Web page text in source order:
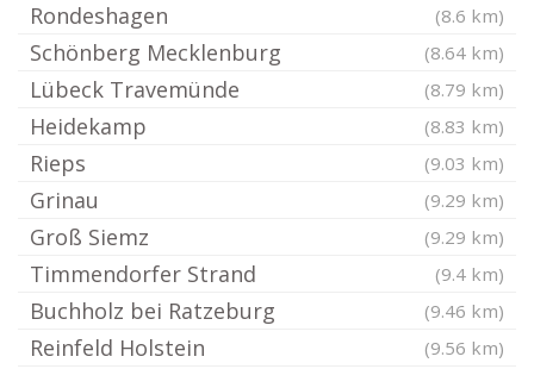
Rondeshagen (8.6 km)
Schönberg Mecklenburg (8.64 km)
Lübeck Travemünde (8.79 km)
Heidekamp (8.83 km)
Rieps (9.03 km)
Grinau (9.29 km)
Groß Siemz (9.29 km)
Timmendorfer Strand (9.4 km)
Buchholz bei Ratzeburg (9.46 km)
Reinfeld Holstein (9.56 km)